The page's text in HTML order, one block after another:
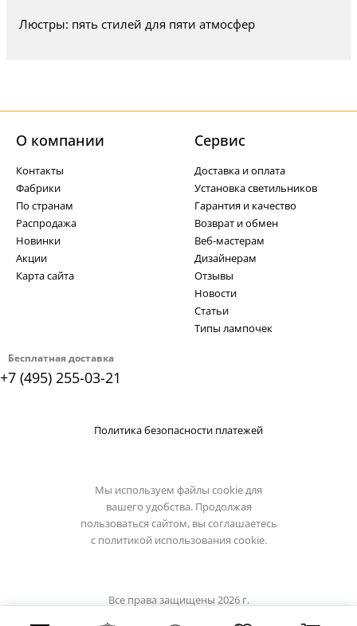
Люстры: пять стилей для пяти атмосфер
Бесплатная доставка
+7 (495) 255-03-21
О компании
Контакты
Фабрики
По странам
Распродажа
Новинки
Акции
Карта сайта
Cервис
Доставка и оплата
Установка светильников
Гарантия и качество
Возврат и обмен
Веб-мастерам
Дизайнерам
Отзывы
Новости
Статьи
Типы лампочек
Политика безопасности платежей
Мы используем файлы cookie для
вашего удобства. Продолжая
пользоваться сайтом, вы соглашаетесь
с политикой использования cookie.
Все права защищены 2026 г.